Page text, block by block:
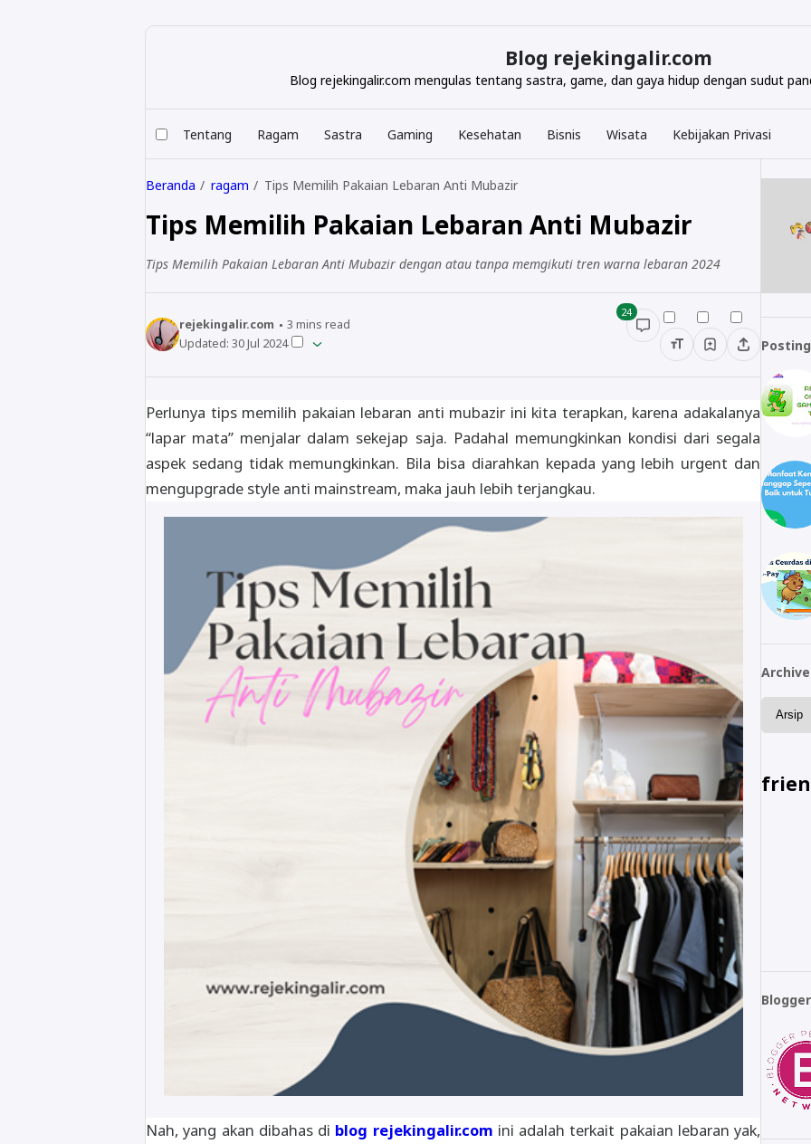
Blog rejekingalir.com
Blog rejekingalir.com mengulas tentang sastra, game, dan gaya hidup dengan sudut
Tentang Ragam Sastra Gaming Kesehatan Bisnis Wisata Kebijakan Privasi
Beranda ragam Tips Memilih Pakaian Lebaran Anti Mubazir
Tips Memilih Pakaian Lebaran Anti Mubazir
Tips Memilih Pakaian Lebaran Anti Mubazir dengan atau tanpa memgikuti tren warna lebaran 2024
rejekingalir.com 3 mins read
Updated: 30 Jul 2024
24
Perlunya tips memilih pakaian lebaran anti mubazir ini kita terapkan, karena adakalanya
“lapar mata” menjalar dalam sekejap saja. Padahal memungkinkan kondisi dari segala
aspek sedang tidak memungkinkan. Bila bisa diarahkan kepada yang lebih urgent dan
mengupgrade style anti mainstream, maka jauh lebih terjangkau.
Nah, yang akan dibahas di blog rejekingalir.com ini adalah terkait pakaian lebaran yak,
Archive